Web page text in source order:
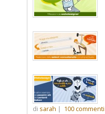
di sarah | 100commenti